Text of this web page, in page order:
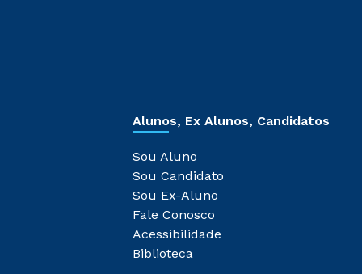
Alunos, Ex Alunos, Candidatos
Sou Aluno
Sou Candidato
Sou Ex-Aluno
Fale Conosco
Acessibilidade
Biblioteca